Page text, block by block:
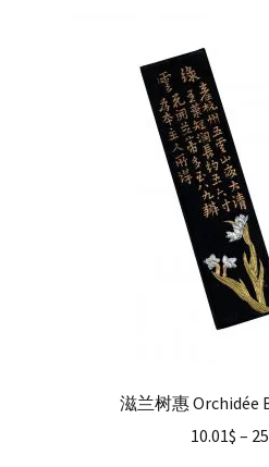
滋兰树惠 Orchidée
10.01$ –